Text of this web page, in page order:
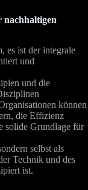
nachhaltigen
es ist der integrale
und
und die
können
die Effizienz
solide Grundlage für
selbst als
Technik und des
ist.